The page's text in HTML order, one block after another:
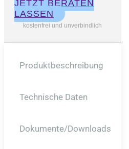
JETZT BERATEN
LASSEN
kostenfrei und unverbindlich
Produktbeschreibung
Technische Daten
Dokumente/downloads